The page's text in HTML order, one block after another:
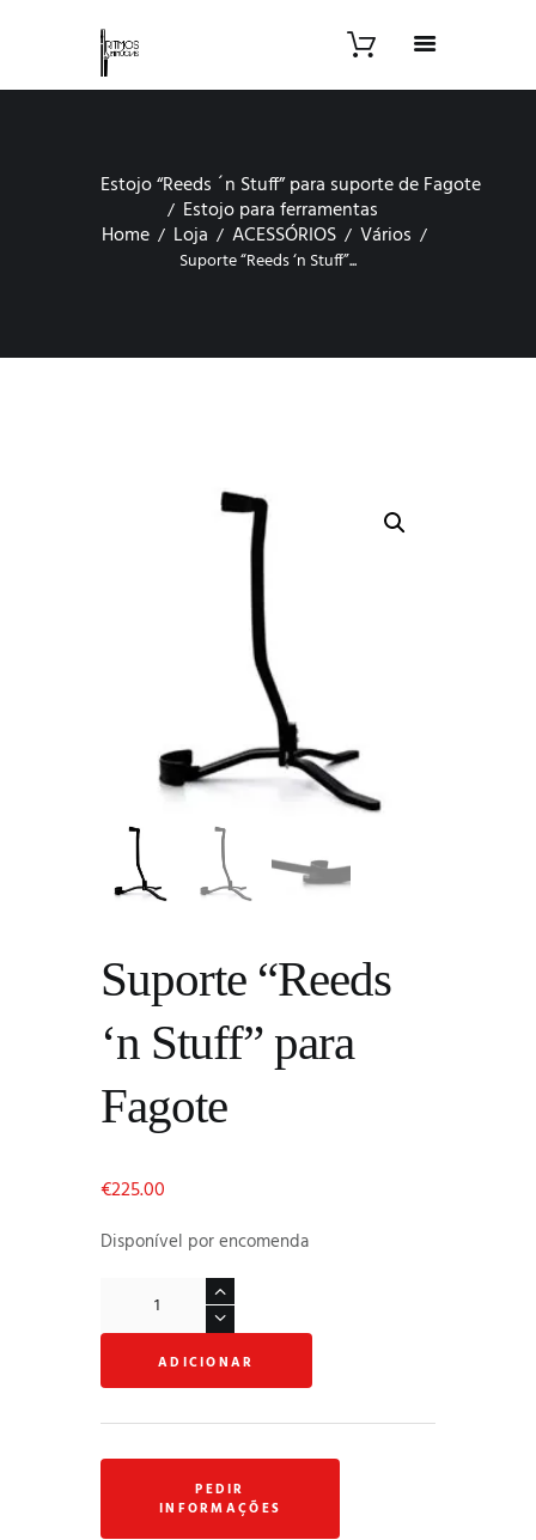
Estojo “Reeds ´n Stuff” para suporte de Fagote
Estojo para ferramentas
Home
Loja ACESSÓRIOS Vários
Suporte “Reeds ‘n Stuff”...
Suporte “Reeds
‘n Stuff” para
Fagote
€225.00
Disponível por encomenda
Quantidade
Suporte
"Reeds
'n
Stuff"
ADICIONAR